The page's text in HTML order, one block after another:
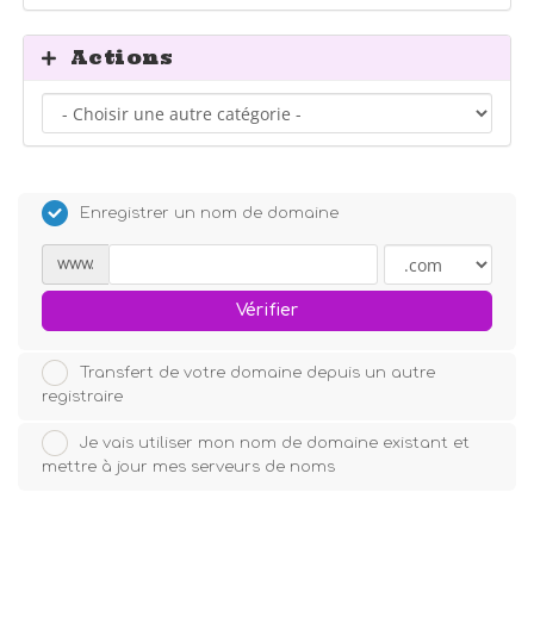
Actions
Enregistrer un nom de domaine
www.
Vérifier
Transfert de votre domaine depuis un autre
registraire
Je vais utiliser mon nom de domaine existant et
mettre à jour mes serveurs de noms